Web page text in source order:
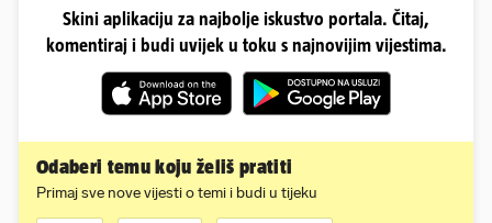
Skini aplikaciju za najbolje iskustvo portala. Čitaj,
komentiraj i budi uvijek u toku s najnovijim vijestima.
Odaberi temu koju želiš pratiti
Primaj sve nove vijesti o temi i budi u tijeku